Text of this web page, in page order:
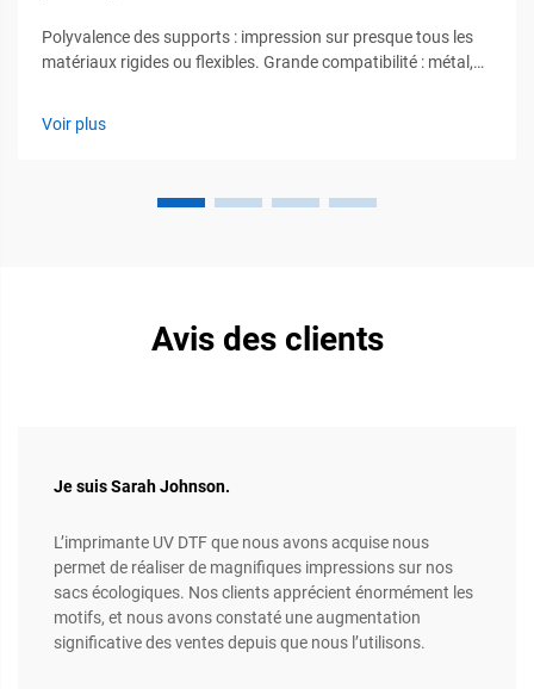
Polyvalence des supports : impression sur presque tous les
matériaux rigides ou flexibles. Grande compatibilité : métal,
allant bien au-delà des supports traditionnels, éliminant ainsi
Voir plus
Avis des clients
Je suis Sarah Johnson.
L’imprimante UV DTF que nous avons acquise nous
permet de réaliser de magnifiques impressions sur nos
sacs écologiques. Nos clients apprécient énormément les
motifs, et nous avons constaté une augmentation
significative des ventes depuis que nous l’utilisons.